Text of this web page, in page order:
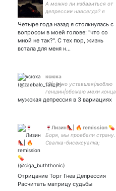
А можно ли избавиться от
депрессии навсегда? я
темой.
Четыре года назад я столкнулась с
вопросом в моей голове: "что со
мной не так?". С тех пор, жизнь
встала для меня н…
ксюха
19|вечно уставшая|люблю
геншин|обожаю мехи конца
90х-начала 00х
мужская депрессия в 3 вариациях
🍷Лизин👠| 🔥 remission 💊
Боря, мы проебали страну.
Свалка-бисексуалка;
#внутрилапенко #17мв
#би2 Живу ради Дарк!
Жилина. Феминистка.
Отрицание Торг Гнев Депрессия
Расчитать матрицу судьбы